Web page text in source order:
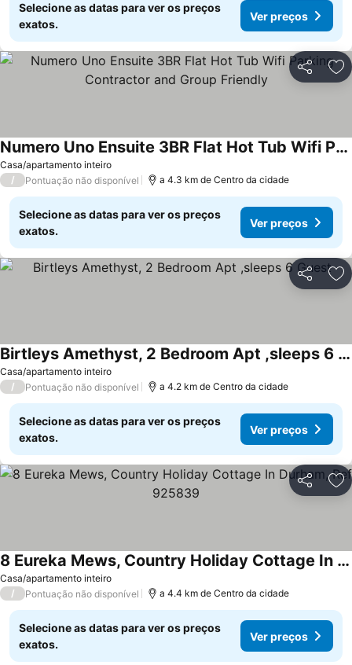
Selecione as datas para ver os preços
exatos.
Ver preços
Partilhar
Casa/apartamento inteiro
Numero Uno Ensuite 3BR Flat Hot Tub Wifi Parking Contractor and Group Friendly
Ver preços
/ Pontuação não disponível a 4.3 km de Centro da cidade
Selecione as datas para ver os preços
exatos.
Ver preços
Partilhar
Casa/apartamento inteiro
Birtleys Amethyst, 2 Bedroom Apt ,sleeps 6 Guest
Ver preços
/ Pontuação não disponível a 4.2 km de Centro da cidade
Selecione as datas para ver os preços
exatos.
Ver preços
Partilhar
Casa/apartamento inteiro
8 Eureka Mews, Country Holiday Cottage In Durham, Ref 925839
Ver preços
/ Pontuação não disponível a 4.4 km de Centro da cidade
Selecione as datas para ver os preços
exatos.
Ver preços